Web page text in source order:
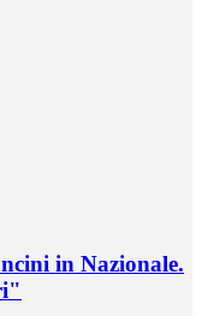
in Nazionale.